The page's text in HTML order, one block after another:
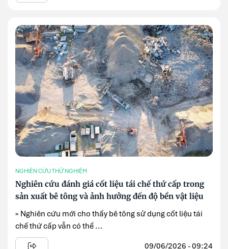
NGHIÊN CỨU THỬ NGHIỆM
Nghiên cứu đánh giá cốt liệu tái chế thứ cấp trong
sản xuất bê tông và ảnh hưởng đến độ bền vật liệu
» Nghiên cứu mới cho thấy bê tông sử dụng cốt liệu tái
chế thứ cấp vẫn có thể ...
09/06/2026 - 09:24